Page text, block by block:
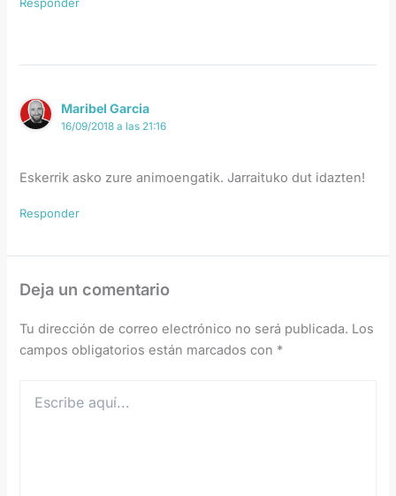
Maribel Garcia
16/09/2018 a las 21:16
Eskerrik asko zure animoengatik. Jarraituko dut idazten!
Responder
Deja un comentario
Tu dirección de correo electrónico no será publicada. Los
campos obligatorios están marcados con *
aquí...